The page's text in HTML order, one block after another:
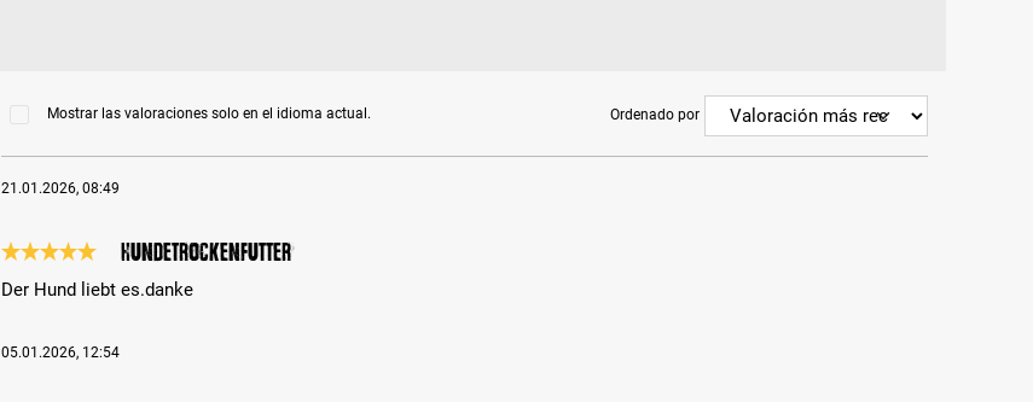
Mostrar las valoraciones solo en el idioma actual. Ordenado por
21.01.2026, 08:49
Hundetrockenfutter
Der Hund liebt es.danke
05.01.2026, 12:54